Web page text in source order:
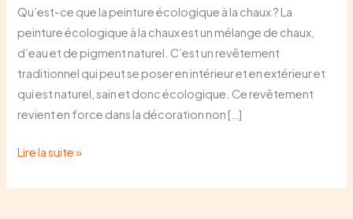
Qu’est-ce que la peinture écologique à la chaux ? La
peinture écologique à la chaux est un mélange de chaux,
d’eau et de pigment naturel. C’est un revêtement
traditionnel qui peut se poser en intérieur et en extérieur et
qui est naturel, sain et donc écologique. Ce revêtement
revient en force dans la décoration non […]
Lire la suite »